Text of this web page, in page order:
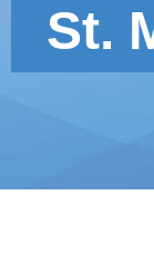
St.